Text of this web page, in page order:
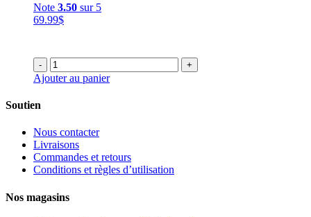
Note 3.50 sur 5
69.99$
- +
Ajouter au panier
Soutien
Nous contacter
Livraisons
Commandes et retours
Conditions et règles d’utilisation
Nos magasins